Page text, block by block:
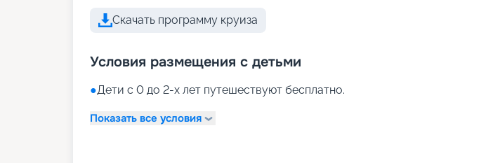
Скачать программу круиза
Условия размещения с детьми
●Дети с 0 до 2-х лет путешествуют бесплатно.
Показать все условия